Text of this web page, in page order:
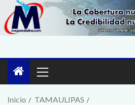
Inicio
TAMAULIPAS